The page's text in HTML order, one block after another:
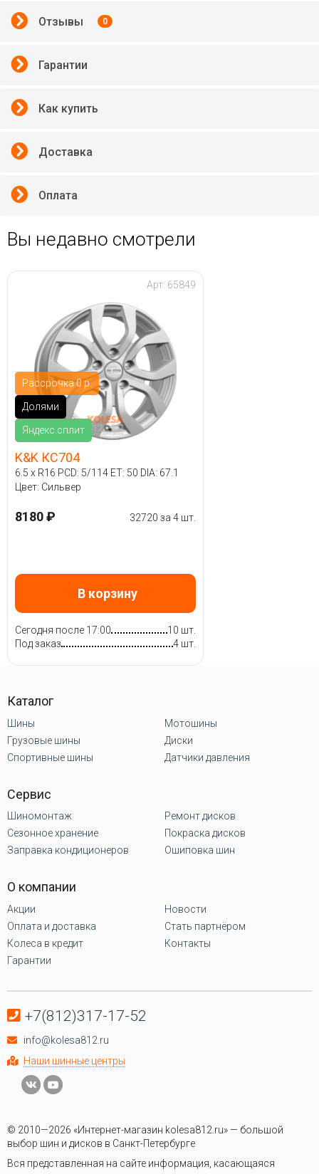
Отзывы 0
Гарантии
Как купить
Доставка
Оплата
Вы недавно смотрели
Рассрочка 0 р.
Долями
Яндекс.сплит
Арт: 65849
K&K КС704
6.5 x R16 PCD: 5/114 ET: 50 DIA: 67.1
Цвет: Сильвер
8180 ₽ 32720 за 4 шт.
В корзину
Сегодня после 17:00
10 шт.
Под заказ
4 шт.
Каталог
Шины
Грузовые шины
Спортивные шины
Мотошины
Диски
Датчики давления
Сервис
Шиномонтаж
Сезонное хранение
Заправка кондиционеров
Ремонт дисков
Покраска дисков
Ошиповка шин
О компании
Акции
Оплата и доставка
Колеса в кредит
Гарантии
Новости
Стать партнёром
Контакты
+7(812)317-17-52
info@kolesa812.ru
Наши шинные центры
© 2010—2026 «Интернет-магазин kolesa812.ru» — большой
выбор шин и дисков в Санкт-Петербурге
Вся представленная на сайте информация, касающаяся